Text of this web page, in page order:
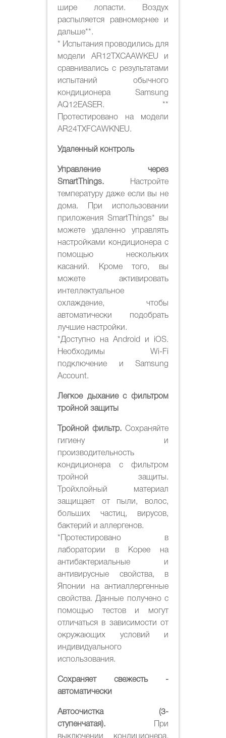
шире лопасти. Воздух
распыляется равномернее и
дальше**.
* Испытания проводились для
модели AR12TXCAAWKEU и
сравнивались с результатами
испытаний обычного
кондиционера Samsung
AQ12EASER. **
Протестировано на модели
AR24TXFCAWKNEU.
Удаленный контроль
Управление через
SmartThings.
Настройте
температуру даже если вы не
дома. При использовании
приложения SmartThings* вы
можете удаленно управлять
настройками кондиционера с
помощью нескольких
касаний. Кроме того, вы
можете активировать
интеллектуальное
охлаждение, чтобы
автоматически подобрать
лучшие настройки.
*Доступно на Android и iOS.
Необходимы Wi-Fi
подключение и Samsung
Account.
Легкое дыхание с фильтром
тройной защиты
Тройной фильтр. Сохраняйте
гигиену и
производительность
кондиционера с фильтром
тройной защиты.
Тройхлойный материал
защищает от пыли, волос,
больших частиц, вирусов,
бактерий и аллергенов.
*Протестировано в
лаборатории в Корее на
антибактериальные и
антивирусные свойства, в
Японии на антиаллергенные
свойства. Данные получено с
помощью тестов и могут
отличаться в зависимости от
окружающих условий и
индивидуального
использования.
Сохраняет свежесть -
автоматически
Автоочистка (3-
ступенчатая).
При
выключении кондиционера,